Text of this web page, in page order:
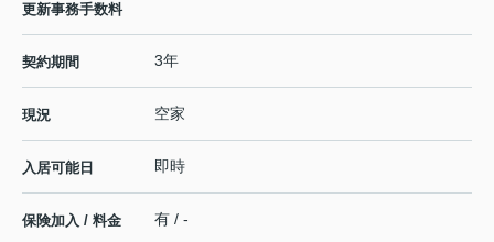
更新事務手数料
契約期間 3年
現況 空家
入居可能日 即時
保険加入 / 料金 有 / -